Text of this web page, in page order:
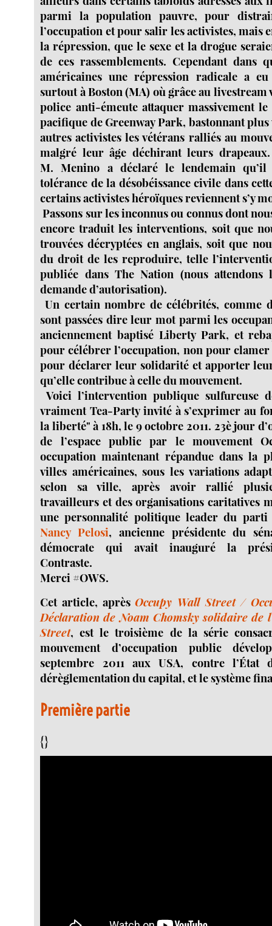
parmi la population pauvre, pour
l’occupation et pour salir les activistes, mais
la répression, que le sexe et la drogue
de ces rassemblements. Cependant dans
américaines une répression radicale a
surtout à Boston (MA) où grâce au livestream
police anti-émeute attaquer massivement le
pacifique de Greenway Park, bastonnant
autres activistes les vétérans ralliés au
malgré leur âge déchirant leurs
M. Menino a déclaré le lendemain qu’il
tolérance de la désobéissance civile dans
certains activistes héroïques reviennent s’y
Passons sur les inconnus ou connus dont
encore traduit les interventions, soit que
trouvées décryptées en anglais, soit que
du droit de les reproduire, telle
publiée dans The Nation (nous
demande d’autorisation).
Un certain nombre de célébrités, comme
sont passées dire leur mot parmi les
anciennement baptisé Liberty Park, et
pour célébrer l’occupation, non pour
pour déclarer leur solidarité et apporter
qu’elle contribue à celle du mouvement.
Voici l’intervention publique sulfureuse
vraiment Tea-Party invité à s’exprimer au
la liberté" à 18h, le 9 octobre 2011. 23è jour
de l’espace public par le mouvement
occupation maintenant répandue dans la
villes américaines, sous les variations
selon sa ville, après avoir rallié
travailleurs et des organisations caritatives
une personnalité politique leader du parti
Nancy Pelosi, ancienne présidente du
démocrate qui avait inauguré la
Contraste.
Merci #OWS.
Cet article, aprèsOccupy Wall Street /
Déclaration de Noam Chomsky solidaire de
Street, est le troisième de la série
mouvement d’occupation public
septembre 2011 aux USA, contre l’État
dérèglementation du capital, et le système
Première partie
{}